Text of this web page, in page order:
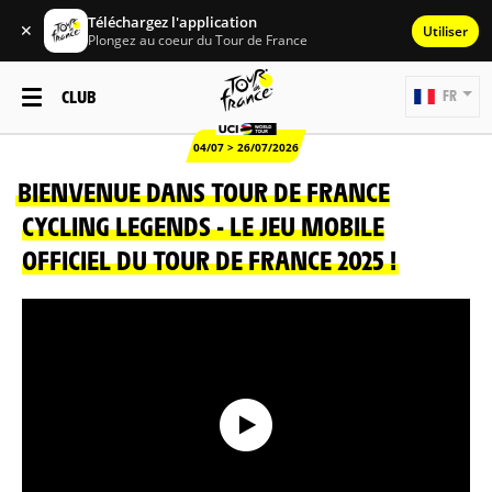
✕ Téléchargez l'application
Plongez au coeur du Tour de France Utiliser
CLUB
04/07 > 26/07/2026
FR
BIENVENUE DANS TOUR DE FRANCE
CYCLING LEGENDS - LE JEU MOBILE
OFFICIEL DU TOUR DE FRANCE 2025 !